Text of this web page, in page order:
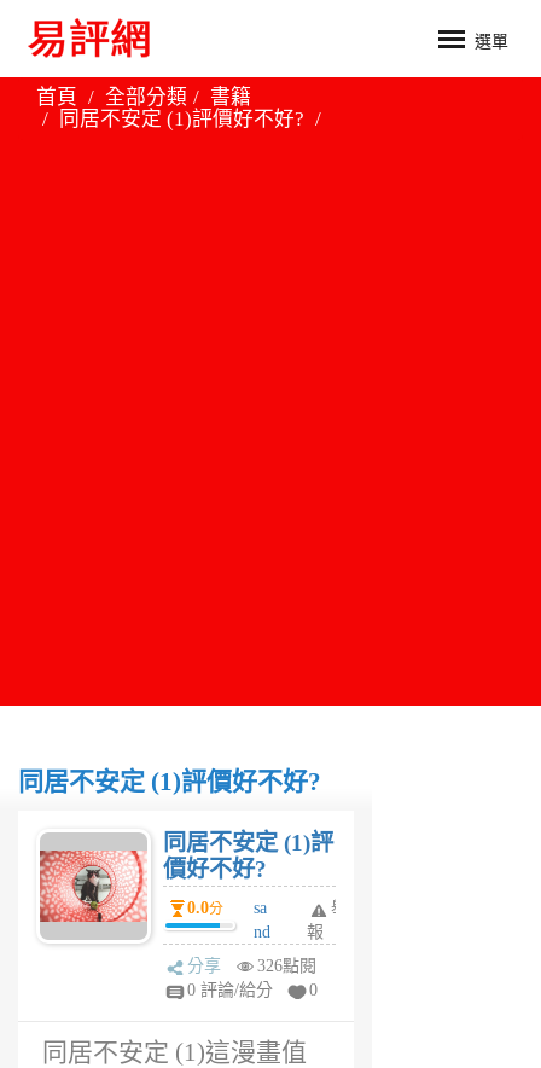
選單
首頁 全部分類
書籍
同居不安定 (1)評價好不好?
同居不安定 (1)評價好不好?
同居不安定 (1)評
價好不好?
0.0分
sa
nd
ra
1
舉
報
分享
326點閱
0 評論/給分
0
同居不安定 (1)這漫畫值